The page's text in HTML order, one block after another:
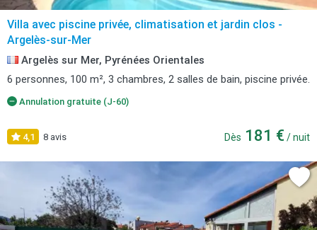
Villa avec piscine privée, climatisation et jardin clos -
Argelès-sur-Mer
Argelès sur Mer, Pyrénées Orientales
6 personnes, 100 m², 3 chambres, 2 salles de bain, piscine privée.
Annulation gratuite (J-60)
4,1 8 avis Dès 181 € / nuit